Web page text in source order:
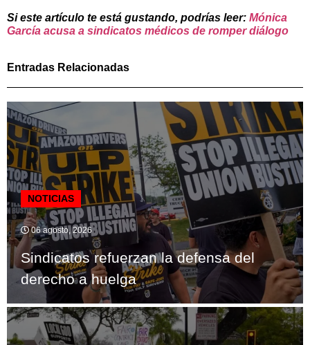
Si este artículo te está gustando, podrías leer: Mónica
García acusa a sindicatos médicos de romper diálogo
Entradas Relacionadas
NOTICIAS
06 agosto, 2026
Sindicatos refuerzan la defensa del
derecho a huelga